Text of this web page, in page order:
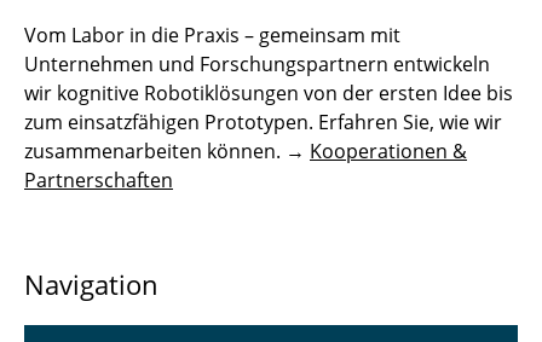
Vom Labor in die Praxis – gemeinsam mit
Unternehmen und Forschungspartnern entwickeln
wir kognitive Robotiklösungen von der ersten Idee bis
zum einsatzfähigen Prototypen. Erfahren Sie, wie wir
zusammenarbeiten können. → Kooperationen &
Partnerschaften
Navigation